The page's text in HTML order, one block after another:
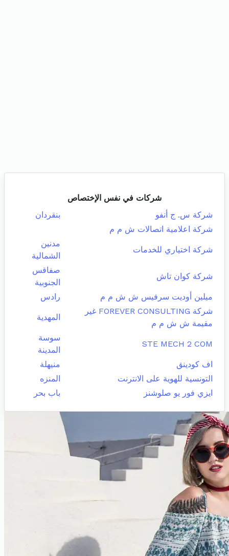
شركات في نفس الإختصاص
شركة س. ج أنفو
بنقردان
شركة اعلامية اتصالات ش م م
شركة اختياري للخدمات
مدنين
الشمالية
شركة كوان تاش
صفاقس
الجنوبية
ميلين أوديت سرفيس ش ش م م
رادس
شركة FOREVER CONSULTING غير
مقيمة ش ش م م
المهدية
STE MECH 2 COM
سوسة
المدينة
اف كودينق
منيهلة
التونسية للهوية على الانترنت
المنزه
ايزي فور يو صلوشنز
باب بحر